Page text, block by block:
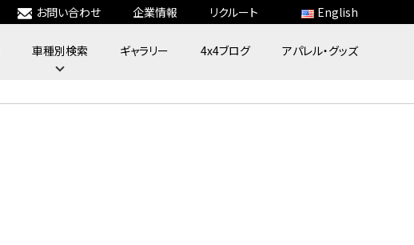
車種別検索 ギャラリー 4x4ブログ アパレル・グッズ
お問い合わせ 企業情報 リクルート English